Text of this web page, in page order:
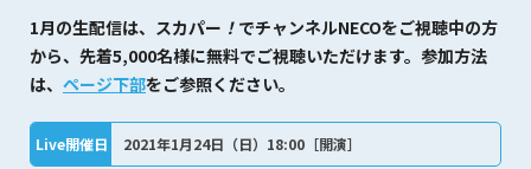
1月の生配信は、スカパー ！ でチャンネルNECOをご視聴中の方
から、先着5,000名様に無料でご視聴いただけます。参加方法
は、 ページ下部をご参照ください。
Live開催日 2021年1月24日（日）18:00［開演］